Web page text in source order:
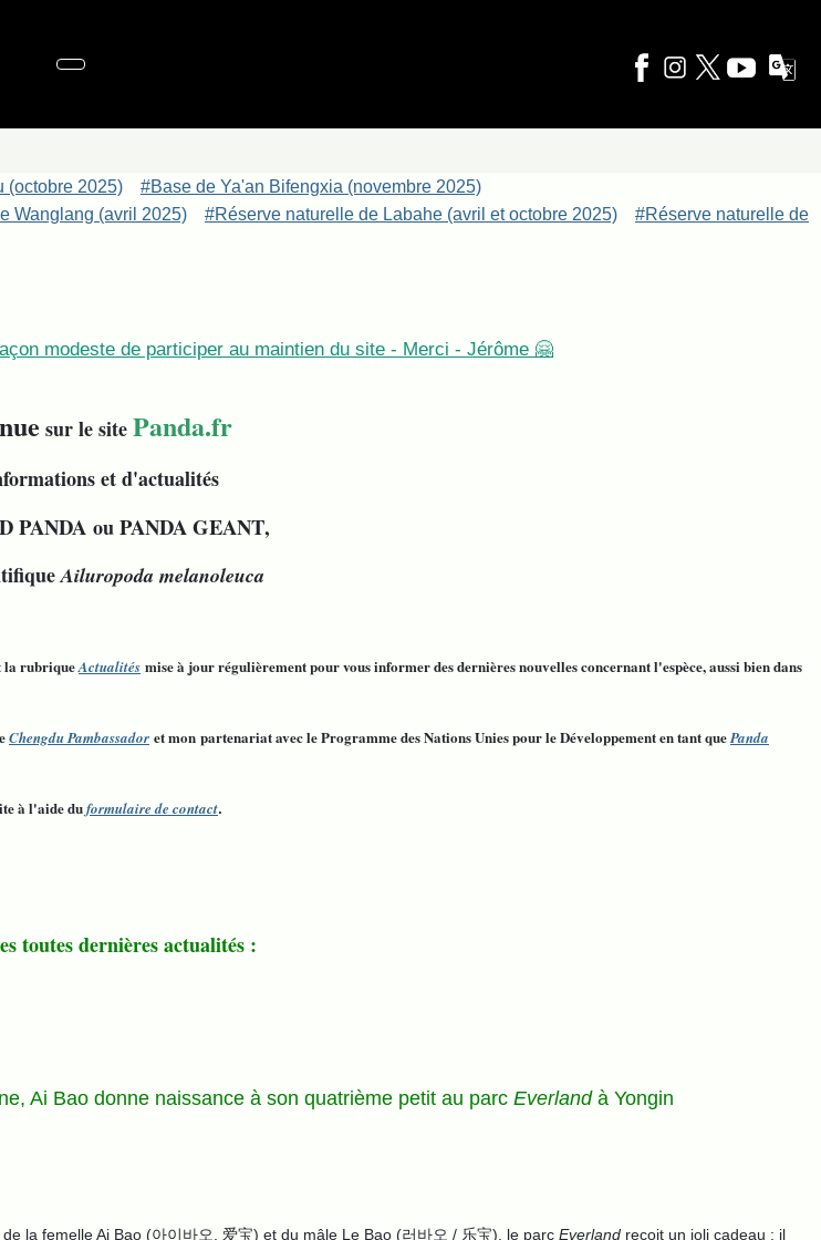
(octobre 2025)
#Base de Ya'an Bifengxia (novembre 2025)
Wanglang (avril 2025) #Réserve naturelle de Labahe (avril et octobre 2025)
#Réserve naturelle de
modeste de participer au maintien du site - Merci - Jérôme 🤗
sur le sitePanda.fr
et d'actualités
PANDAouPANDA GEANT,
Ailuropoda melanoleuca
la rubriqueActualités mise à jour régulièrement pour vous informer des dernières nouvelles concernant l'espèce, aussi bien dans
Chengdu Pambassador et mon partenariat avec le Programme des Nations Unies pour le Développement en tant quePanda
à l'aide duformulaire de contact.
toutes dernières actualités :
Ai Bao donne naissance à son quatrième petit au parc Everland à Yongin
la femelle Ai Bao (아이바오, 爱宝) et du mâle Le Bao (러바오 / 乐宝), le parc Everland reçoit un joli cadeau : il